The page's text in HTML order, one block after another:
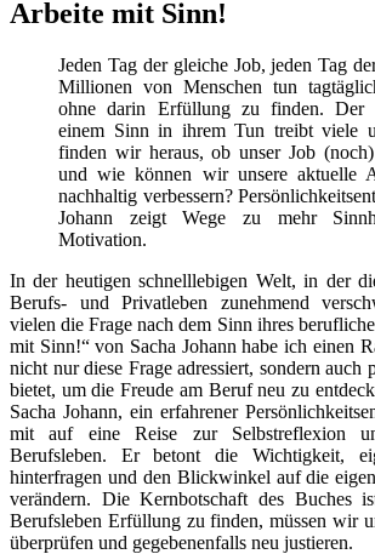
Arbeite mit Sinn!
Jeden Tag der gleiche Job, jeden Tag
Millionen von Menschen tun
ohne darin Erfüllung zu finden. Der
einem Sinn in ihrem Tun treibt viele
finden wir heraus, ob unser Job
und wie können wir unsere aktuelle
nachhaltig verbessern?
Johann zeigt Wege zu mehr
Motivation.
In der heutigen schnelllebigen Welt, in der
Berufs- und Privatleben zunehmend
vielen die Frage nach dem Sinn ihres
mit Sinn!“ von Sacha Johann habe ich einen
nicht nur diese Frage adressiert, sondern auch
bietet, um die Freude am Beruf neu zu
Sacha Johann, ein erfahrener
mit auf eine Reise zur Selbstreflexion
Berufsleben. Er betont die Wichtigkeit,
hinterfragen und den Blickwinkel auf die
verändern. Die Kernbotschaft des Buches
Berufsleben Erfüllung zu finden, müssen wir
überprüfen und gegebenenfalls neu justieren.